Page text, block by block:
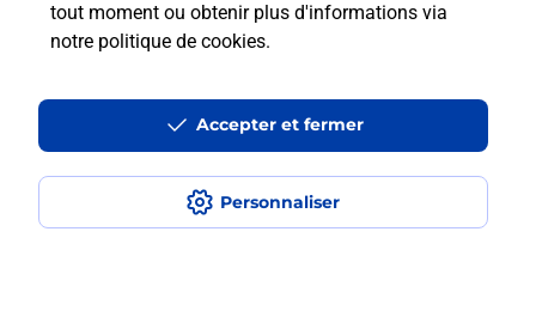
tout moment ou obtenir plus d'informations via
notre politique de cookies.
Personnaliser
Accepter et fermer
Accessibilité : partiellement conforme
Conditions contractuelles
Mentions légales